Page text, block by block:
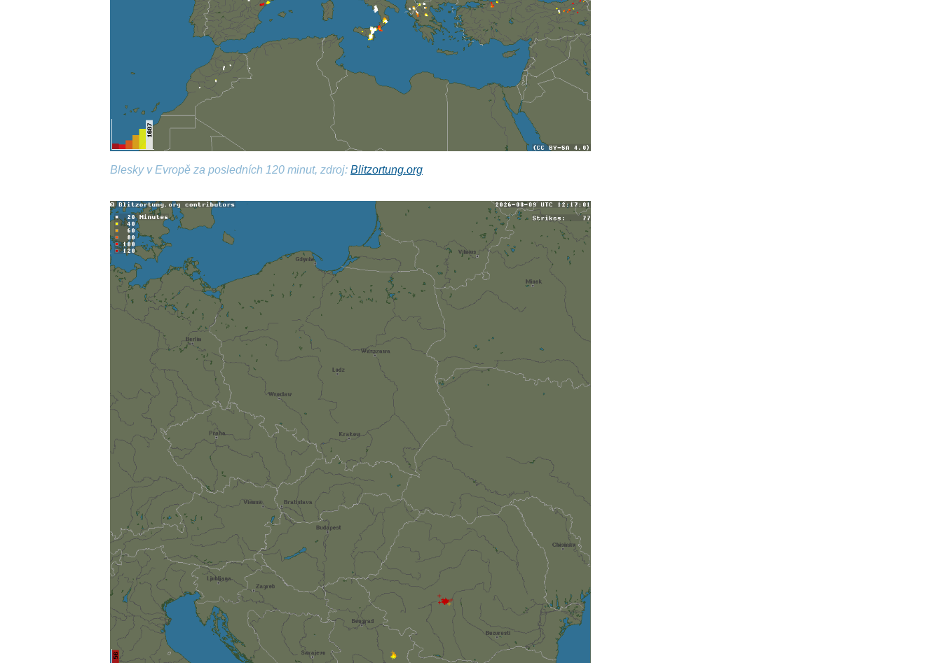
Blesky v Evropě za posledních 120 minut, zdroj:Blitzortung.org